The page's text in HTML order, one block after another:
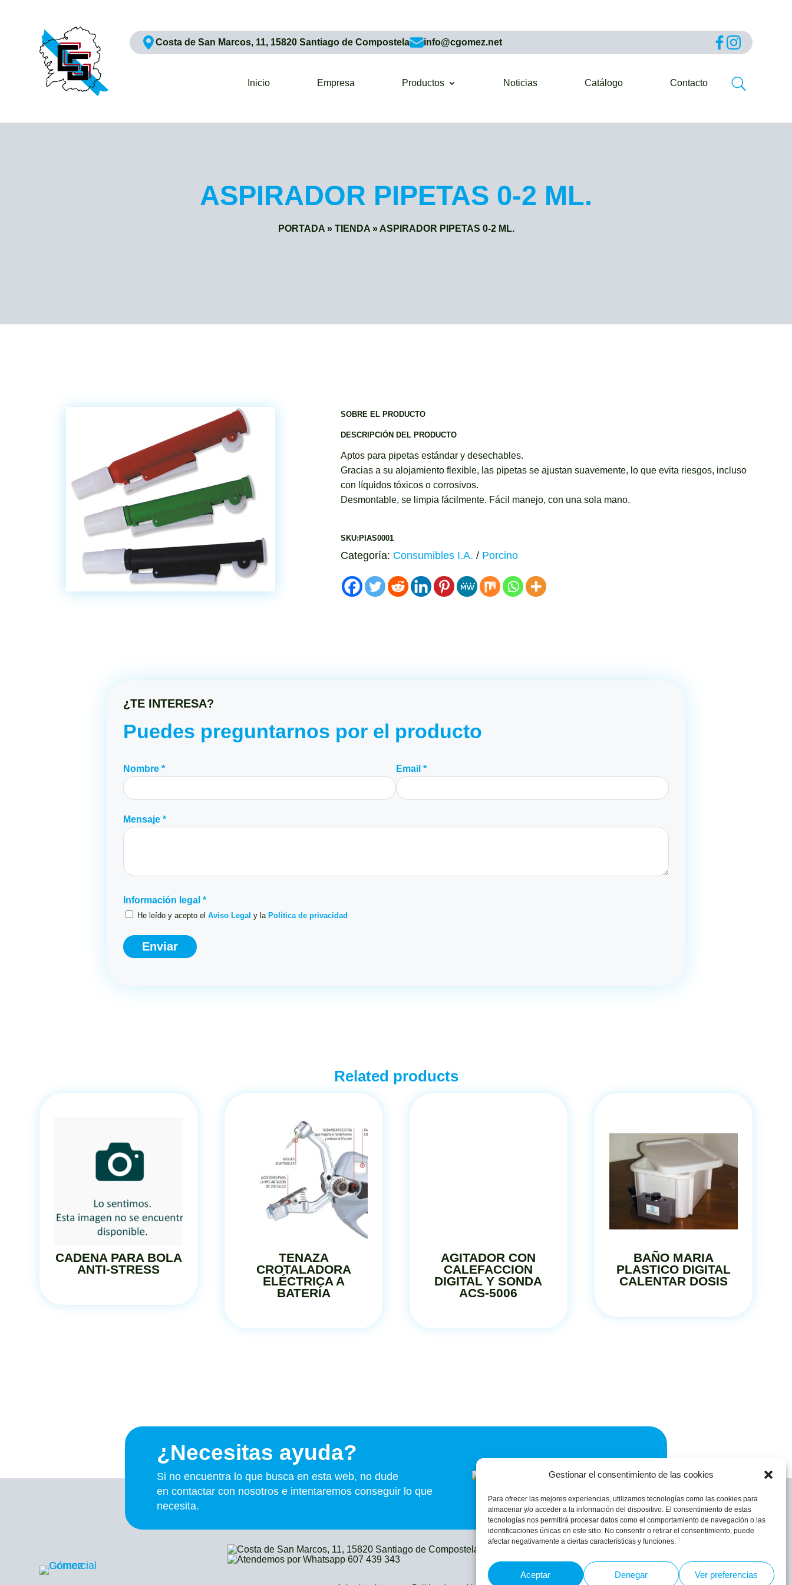
Gestionar el consentimiento de las cookies
Para ofrecer las mejores experiencias, utilizamos tecnologías como las cookies para
almacenar y/o acceder a la información del dispositivo. El consentimiento de estas
tecnologías nos permitirá procesar datos como el comportamiento de navegación o las
identificaciones únicas en este sitio. No consentir o retirar el consentimiento, puede
afectar negativamente a ciertas características y funciones.
Aceptar Denegar Ver preferencias
Costa de San Marcos, 11, 15820 Santiago de Compostela info@cgomez.net
Inicio Empresa Productos Noticias Catálogo Contacto
ASPIRADOR PIPETAS 0-2 ML.
PORTADA» TIENDA» ASPIRADOR PIPETAS 0-2 ML.
SOBRE EL PRODUCTO
DESCRIPCIÓN DEL PRODUCTO
Aptos para pipetas estándar y desechables.
Gracias a su alojamiento flexible, las pipetas se ajustan suavemente, lo que evita riesgos, incluso
con líquidos tóxicos o corrosivos.
Desmontable, se limpia fácilmente. Fácil manejo, con una sola mano.
SKU:PIAS0001
Categoría: Consumibles I.A. / Porcino
¿TE INTERESA?
Puedes preguntarnos por el producto
Nombre * Email *
Mensaje *
Información legal *
He leído y acepto el Aviso Legal y la Política de privacidad
Related products
CADENA PARA BOLA
ANTI-STRESS
TENAZA
CROTALADORA
ELÉCTRICA A
BATERÍA
AGITADOR CON
CALEFACCION
DIGITAL Y SONDA
ACS-5006
BAÑO MARIA
PLASTICO DIGITAL
CALENTAR DOSIS
¿Necesitas ayuda?
Si no encuentra lo que busca en esta web, no dude
en contactar con nosotros e intentaremos conseguir lo que
necesita.
981 587 122
Costa de San Marcos, 11, 15820 Santiago de Compostela
Atendemos por Whatsapp 607 439 343